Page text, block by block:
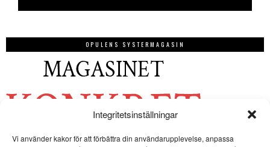
Integritetsinställningar
Vi använder kakor för att förbättra din användarupplevelse, anpassa
OPULENS SYSTERMAGASIN